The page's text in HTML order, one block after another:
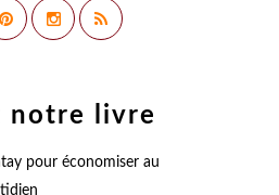
notre livre